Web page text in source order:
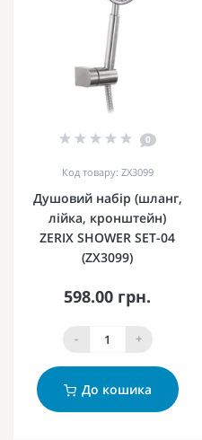
0
Код товару: ZX3099
Душовий набір (шланг,
лійка, кронштейн)
ZERIX SHOWER SET-04
(ZX3099)
598.00 грн.
- +
До кошика